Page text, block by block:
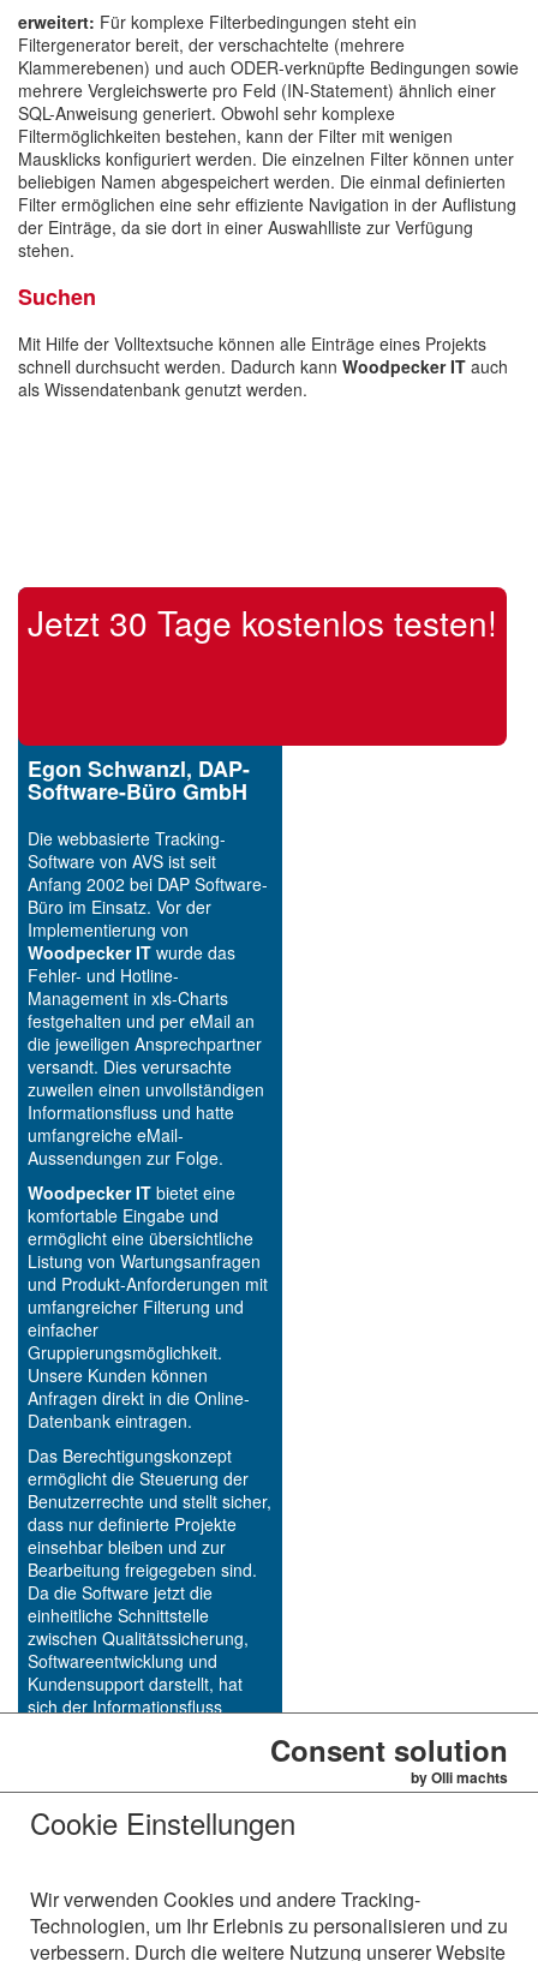
erweitert: Für komplexe Filterbedingungen steht ein
Filtergenerator bereit, der verschachtelte (mehrere
Klammerebenen) und auch ODER-verknüpfte Bedingungen sowie
mehrere Vergleichswerte pro Feld (IN-Statement) ähnlich einer
SQL-Anweisung generiert. Obwohl sehr komplexe
Filtermöglichkeiten bestehen, kann der Filter mit wenigen
Mausklicks konfiguriert werden. Die einzelnen Filter können unter
beliebigen Namen abgespeichert werden. Die einmal definierten
Filter ermöglichen eine sehr effiziente Navigation in der Auflistung
der Einträge, da sie dort in einer Auswahlliste zur Verfügung
stehen.
Suchen
Mit Hilfe der Volltextsuche können alle Einträge eines Projekts
schnell durchsucht werden. Dadurch kann Woodpecker IT auch
als Wissendatenbank genutzt werden.
Jetzt 30 Tage kostenlos testen!
Egon Schwanzl, DAP-
Software-Büro GmbH
Die webbasierte Tracking-
Software von AVS ist seit
Anfang 2002 bei DAP Software-
Büro im Einsatz. Vor der
Implementierung von
Woodpecker IT wurde das
Fehler- und Hotline-
Management in xls-Charts
festgehalten und per eMail an
die jeweiligen Ansprechpartner
versandt. Dies verursachte
zuweilen einen unvollständigen
Informationsfluss und hatte
umfangreiche eMail-
Aussendungen zur Folge.
Woodpecker IT bietet eine
komfortable Eingabe und
ermöglicht eine übersichtliche
Listung von Wartungsanfragen
und Produkt-Anforderungen mit
umfangreicher Filterung und
einfacher
Gruppierungsmöglichkeit.
Unsere Kunden können
Anfragen direkt in die Online-
Datenbank eintragen.
Das Berechtigungskonzept
ermöglicht die Steuerung der
Benutzerrechte und stellt sicher,
dass nur definierte Projekte
einsehbar bleiben und zur
Bearbeitung freigegeben sind.
Da die Software jetzt die
einheitliche Schnittstelle
zwischen Qualitätssicherung,
Softwareentwicklung und
Kundensupport darstellt, hat
sich der Informationsfluss
Fehlerbehebungs- und
Wartungsprozess beschleunigt.
Consent solution
by Olli machts
Cookie Einstellungen
Wir verwenden Cookies und andere Tracking-
Technologien, um Ihr Erlebnis zu personalisieren und zu
verbessern. Durch die weitere Nutzung unserer Website